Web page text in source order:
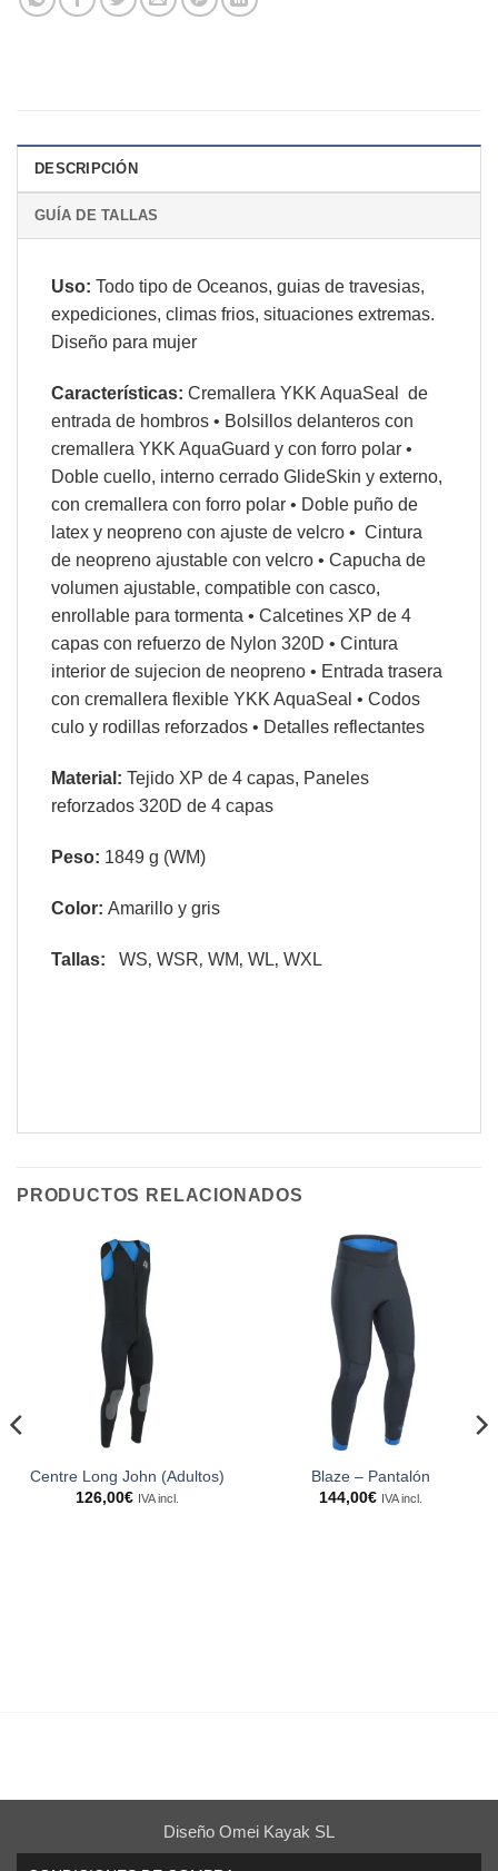
DESCRIPCIÓN
GUÍA DE TALLAS
Uso: Todo tipo de Oceanos, guias de travesias,
expediciones, climas frios, situaciones extremas.
Diseño para mujer
Características: Cremallera YKK AquaSeal de
entrada de hombros • Bolsillos delanteros con
cremallera YKK AquaGuard y con forro polar •
Doble cuello, interno cerrado GlideSkin y externo,
con cremallera con forro polar • Doble puño de
latex y neopreno con ajuste de velcro • Cintura
de neopreno ajustable con velcro • Capucha de
volumen ajustable, compatible con casco,
enrollable para tormenta • Calcetines XP de 4
capas con refuerzo de Nylon 320D • Cintura
interior de sujecion de neopreno • Entrada trasera
con cremallera flexible YKK AquaSeal • Codos
culo y rodillas reforzados • Detalles reflectantes
Material: Tejido XP de 4 capas, Paneles
reforzados 320D de 4 capas
Peso: 1849 g (WM)
Color: Amarillo y gris
Tallas: WS‚ WSR‚ WM‚ WL‚ WXL
PRODUCTOS RELACIONADOS
Centre Long John (Adultos)
126,00€ IVA incl.
Blaze – Pantalón
144,00€ IVA incl.
Diseño Omei Kayak SL